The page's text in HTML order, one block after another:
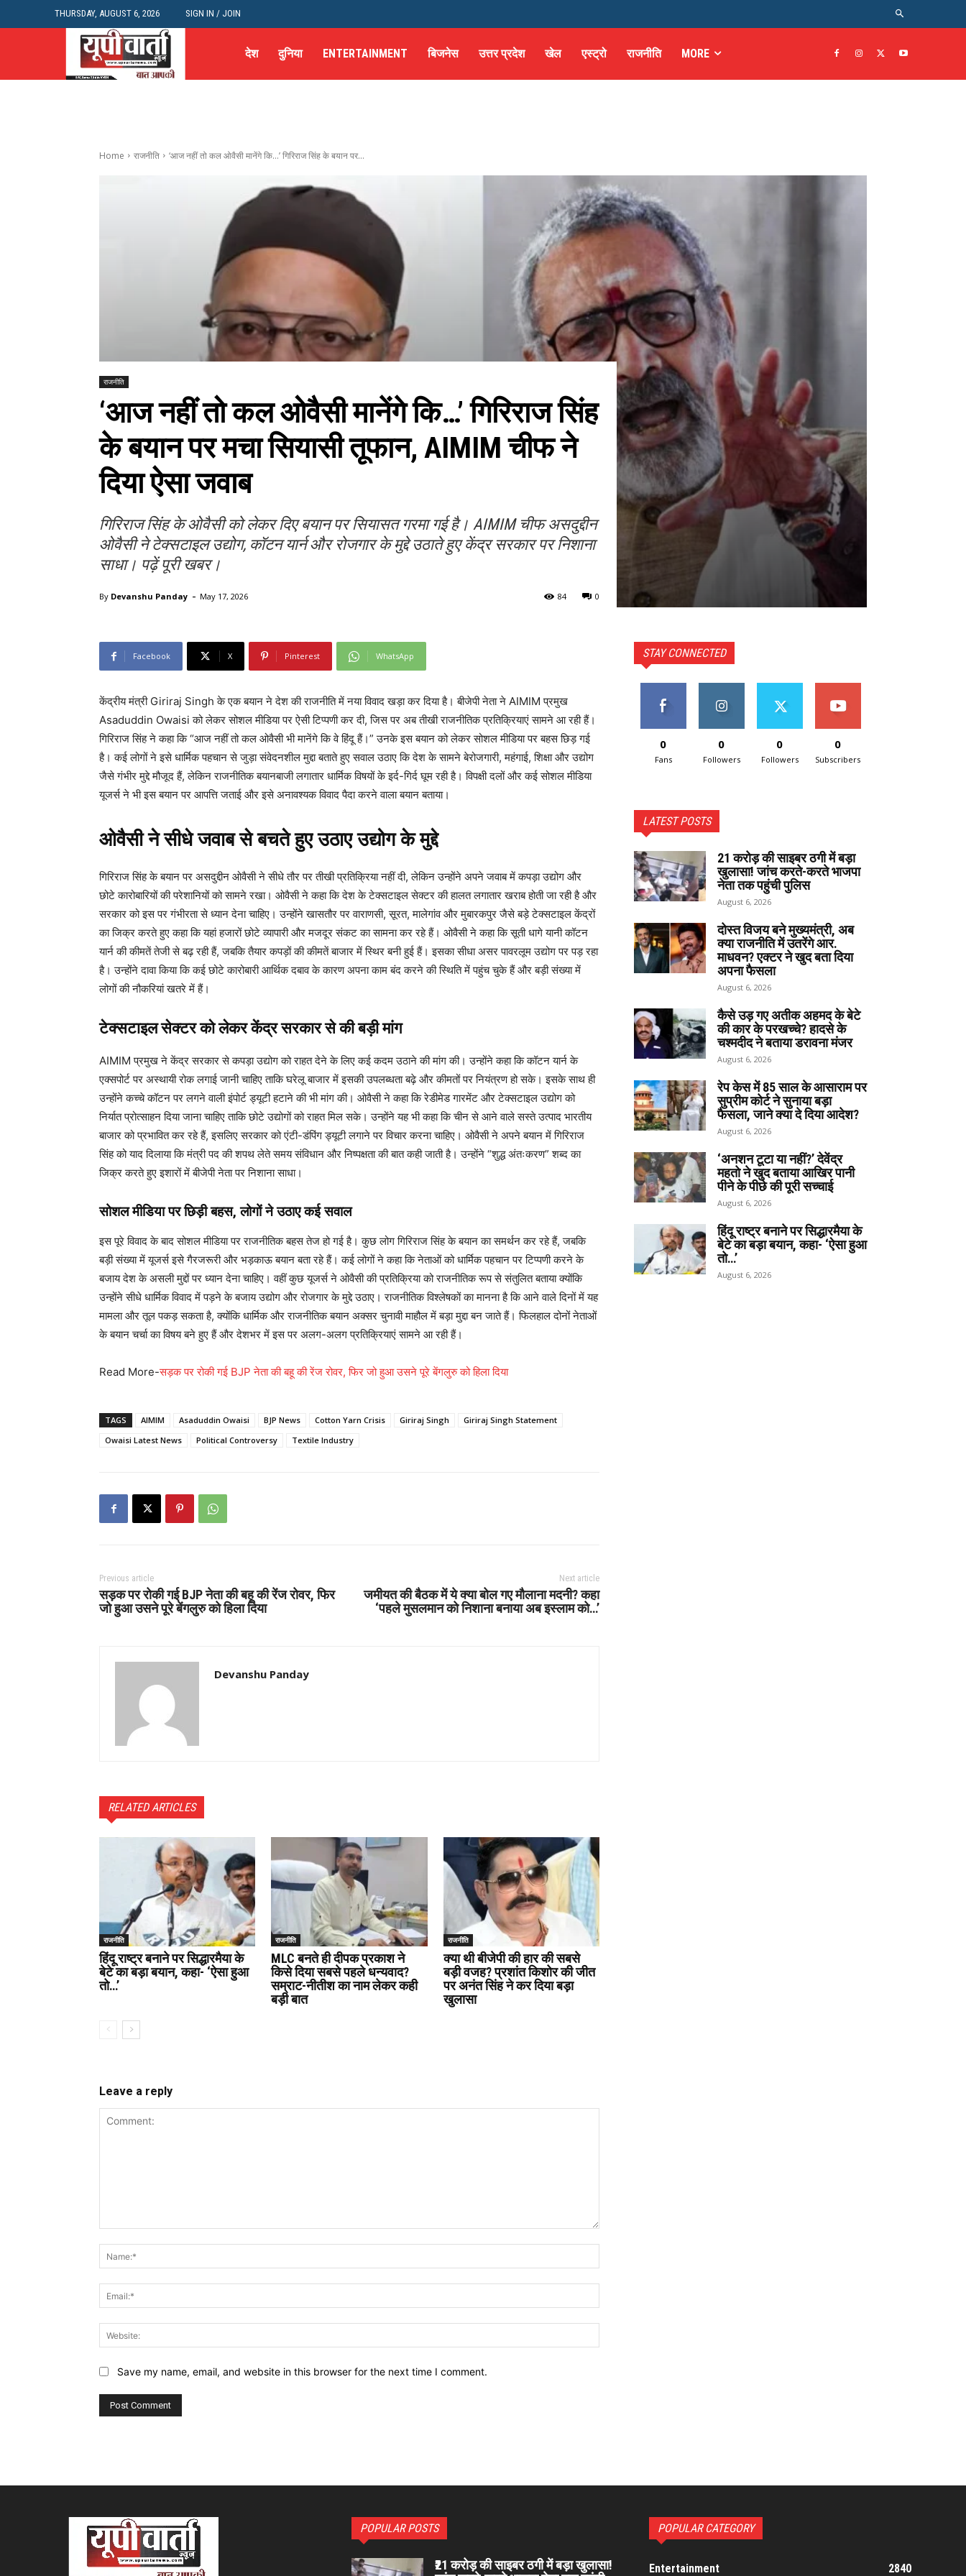
THURSDAY, AUGUST 6, 2026 SIGN IN / JOIN
देश दुनिया ENTERTAINMENT बिजनेस उत्तर प्रदेश खेल एस्ट्रो राजनीति MORE
Home राजनीति ‘आज नहीं तो कल ओवैसी मानेंगे कि…’ गिरिराज सिंह के बयान पर...
राजनीति
‘आज नहीं तो कल ओवैसी मानेंगे कि…’ गिरिराज सिंह
के बयान पर मचा सियासी तूफान, AIMIM चीफ ने
दिया ऐसा जवाब
गिरिराज सिंह के ओवैसी को लेकर दिए बयान पर सियासत गरमा गई है। AIMIM चीफ असदुद्दीन
ओवैसी ने टेक्सटाइल उद्योग, कॉटन यार्न और रोजगार के मुद्दे उठाते हुए केंद्र सरकार पर निशाना
साधा। पढ़ें पूरी खबर।
By Devanshu Panday - May 17, 2026 0
84
Facebook X Pinterest WhatsApp
केंद्रीय मंत्री Giriraj Singh के एक बयान ने देश की राजनीति में नया विवाद खड़ा कर दिया है। बीजेपी नेता ने AIMIM प्रमुख
Asaduddin Owaisi को लेकर सोशल मीडिया पर ऐसी टिप्पणी कर दी, जिस पर अब तीखी राजनीतिक प्रतिक्रियाएं सामने आ रही हैं।
गिरिराज सिंह ने कहा कि “आज नहीं तो कल ओवैसी भी मानेंगे कि वे हिंदू हैं।” उनके इस बयान को लेकर सोशल मीडिया पर बहस छिड़ गई
है। कई लोगों ने इसे धार्मिक पहचान से जुड़ा संवेदनशील मुद्दा बताते हुए सवाल उठाए कि देश के सामने बेरोजगारी, महंगाई, शिक्षा और उद्योग
जैसे गंभीर मुद्दे मौजूद हैं, लेकिन राजनीतिक बयानबाजी लगातार धार्मिक विषयों के इर्द-गिर्द घूम रही है। विपक्षी दलों और कई सोशल मीडिया
यूजर्स ने भी इस बयान पर आपत्ति जताई और इसे अनावश्यक विवाद पैदा करने वाला बयान बताया।
ओवैसी ने सीधे जवाब से बचते हुए उठाए उद्योग के मुद्दे
गिरिराज सिंह के बयान पर असदुद्दीन ओवैसी ने सीधे तौर पर तीखी प्रतिक्रिया नहीं दी, लेकिन उन्होंने अपने जवाब में कपड़ा उद्योग और
छोटे कारोबारियों की परेशानियों को सामने रखा। ओवैसी ने कहा कि देश के टेक्सटाइल सेक्टर की हालत लगातार खराब होती जा रही है और
सरकार को इस पर गंभीरता से ध्यान देना चाहिए। उन्होंने खासतौर पर वाराणसी, सूरत, मालेगांव और मुबारकपुर जैसे बड़े टेक्सटाइल केंद्रों
का जिक्र करते हुए कहा कि यहां हजारों छोटे व्यापारी और मजदूर संकट का सामना कर रहे हैं। ओवैसी ने कहा कि सूती धागे यानी कॉटन
यार्न की कीमतें तेजी से बढ़ रही हैं, जबकि तैयार कपड़ों की कीमतें बाजार में स्थिर बनी हुई हैं। इसका सीधा असर पावरलूम उद्योग पर पड़ रहा
है। उन्होंने दावा किया कि कई छोटे कारोबारी आर्थिक दबाव के कारण अपना काम बंद करने की स्थिति में पहुंच चुके हैं और बड़ी संख्या में
लोगों की नौकरियां खतरे में हैं।
टेक्सटाइल सेक्टर को लेकर केंद्र सरकार से की बड़ी मांग
AIMIM प्रमुख ने केंद्र सरकार से कपड़ा उद्योग को राहत देने के लिए कई कदम उठाने की मांग की। उन्होंने कहा कि कॉटन यार्न के
एक्सपोर्ट पर अस्थायी रोक लगाई जानी चाहिए ताकि घरेलू बाजार में इसकी उपलब्धता बढ़े और कीमतों पर नियंत्रण हो सके। इसके साथ ही
उन्होंने कच्चे कॉटन पर लगने वाली इंपोर्ट ड्यूटी हटाने की भी मांग की। ओवैसी ने कहा कि रेडीमेड गारमेंट और टेक्सटाइल उद्योग को
निर्यात प्रोत्साहन दिया जाना चाहिए ताकि छोटे उद्योगों को राहत मिल सके। उन्होंने यह भी कहा कि चीन से आने वाले सस्ते उत्पाद भारतीय
बाजार को प्रभावित कर रहे हैं, इसलिए सरकार को एंटी-डंपिंग ड्यूटी लगाने पर विचार करना चाहिए। ओवैसी ने अपने बयान में गिरिराज
सिंह को याद दिलाया कि मंत्री पद की शपथ लेते समय संविधान और निष्पक्षता की बात कही जाती है। उन्होंने “शुद्ध अंतःकरण” शब्द का
जिक्र करते हुए इशारों में बीजेपी नेता पर निशाना साधा।
सोशल मीडिया पर छिड़ी बहस, लोगों ने उठाए कई सवाल
इस पूरे विवाद के बाद सोशल मीडिया पर राजनीतिक बहस तेज हो गई है। कुछ लोग गिरिराज सिंह के बयान का समर्थन कर रहे हैं, जबकि
बड़ी संख्या में यूजर्स इसे गैरजरूरी और भड़काऊ बयान बता रहे हैं। कई लोगों ने कहा कि नेताओं को धार्मिक पहचान पर टिप्पणी करने के
बजाय देश के असली मुद्दों पर ध्यान देना चाहिए। वहीं कुछ यूजर्स ने ओवैसी की प्रतिक्रिया को राजनीतिक रूप से संतुलित बताया क्योंकि
उन्होंने सीधे धार्मिक विवाद में पड़ने के बजाय उद्योग और रोजगार के मुद्दे उठाए। राजनीतिक विश्लेषकों का मानना है कि आने वाले दिनों में यह
मामला और तूल पकड़ सकता है, क्योंकि धार्मिक और राजनीतिक बयान अक्सर चुनावी माहौल में बड़ा मुद्दा बन जाते हैं। फिलहाल दोनों नेताओं
के बयान चर्चा का विषय बने हुए हैं और देशभर में इस पर अलग-अलग प्रतिक्रियाएं सामने आ रही हैं।
Read More-सड़क पर रोकी गई BJP नेता की बहू की रेंज रोवर, फिर जो हुआ उसने पूरे बेंगलुरु को हिला दिया
TAGS AIMIM Asaduddin Owaisi BJP News Cotton Yarn Crisis Giriraj Singh
Giriraj Singh Statement
Owaisi Latest News
Political Controversy Textile Industry
Previous article
सड़क पर रोकी गई BJP नेता की बहू की रेंज रोवर, फिर
जो हुआ उसने पूरे बेंगलुरु को हिला दिया
Next article
जमीयत की बैठक में ये क्या बोल गए मौलाना मदनी? कहा
‘पहले मुसलमान को निशाना बनाया अब इस्लाम को…’
Devanshu Panday
RELATED ARTICLES
राजनीति
हिंदू राष्ट्र बनाने पर सिद्धारमैया के
बेटे का बड़ा बयान, कहा- ‘ऐसा हुआ
तो…’
राजनीति
MLC बनते ही दीपक प्रकाश ने
किसे दिया सबसे पहले धन्यवाद?
सम्राट-नीतीश का नाम लेकर कही
बड़ी बात
राजनीति
क्या थी बीजेपी की हार की सबसे
बड़ी वजह? प्रशांत किशोर की जीत
पर अनंत सिंह ने कर दिया बड़ा
खुलासा
Leave a reply
Save my name, email, and website in this browser for the next time I comment.
STAY CONNECTED
0
Fans
0
Followers
0
Followers
0
Subscribers
LATEST POSTS
₹21 करोड़ की साइबर ठगी में बड़ा
खुलासा! जांच करते-करते भाजपा
नेता तक पहुंची पुलिस
August 6, 2026
दोस्त विजय बने मुख्यमंत्री, अब
क्या राजनीति में उतरेंगे आर.
माधवन? एक्टर ने खुद बता दिया
अपना फैसला
August 6, 2026
कैसे उड़ गए अतीक अहमद के बेटे
की कार के परखच्चे? हादसे के
चश्मदीद ने बताया डरावना मंजर
August 6, 2026
रेप केस में 85 साल के आसाराम पर
सुप्रीम कोर्ट ने सुनाया बड़ा
फैसला, जाने क्या दे दिया आदेश?
August 6, 2026
‘अनशन टूटा या नहीं?’ देवेंद्र
महतो ने खुद बताया आखिर पानी
पीने के पीछे की पूरी सच्चाई
August 6, 2026
हिंदू राष्ट्र बनाने पर सिद्धारमैया के
बेटे का बड़ा बयान, कहा- ‘ऐसा हुआ
तो…’
August 6, 2026
POPULAR POSTS
₹21 करोड़ की साइबर ठगी में बड़ा खुलासा!
POPULAR CATEGORY
Entertainment 2840